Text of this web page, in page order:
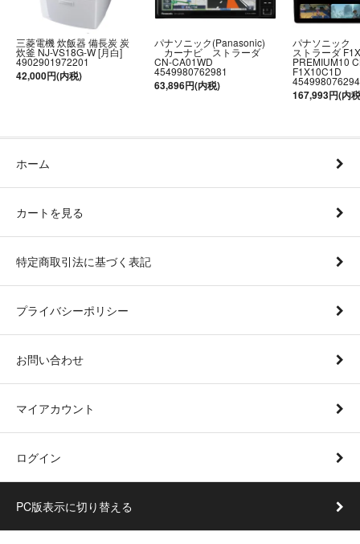
三菱電機 炊飯器 備長炭 炭
炊釜 NJ-VS18G-W [月白]
4902901972201
42,000円(内税)
パナソニック(Panasonic)
カーナビ ストラーダ
CN-CA01WD
4549980762981
63,896円(内税)
パナソニッ
ストラーダ F1X
PREMIUM10
F1X10C1D
167,993円(内
ホーム
カートを見る
特定商取引法に基づく表記
プライバシーポリシー
お問い合わせ
マイアカウント
ログイン
PC版表示に切り替える